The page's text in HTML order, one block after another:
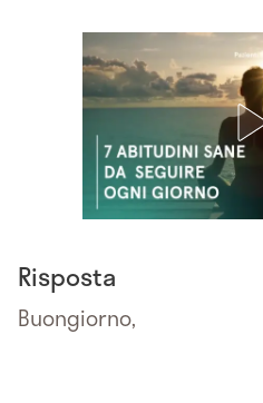
Risposta
Buongiorno,